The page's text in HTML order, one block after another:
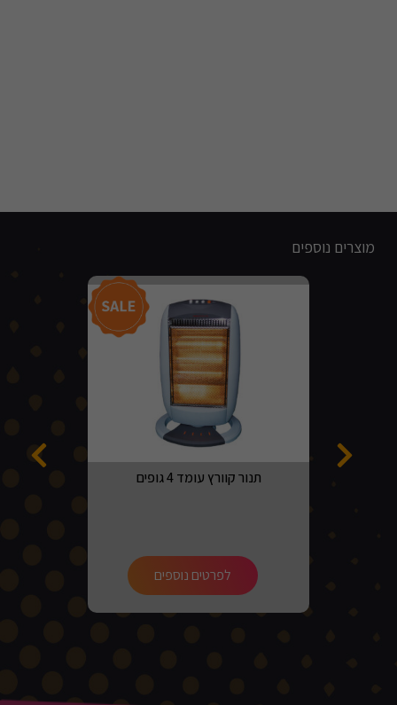
מוצרים נוספים
תנור קוורץ עומד 4 גופים
לפרטים נוספים